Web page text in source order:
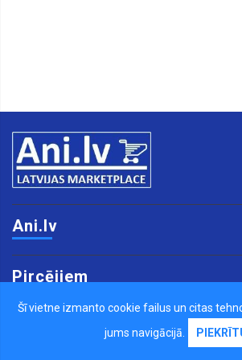
Ani.lv
Pircējiem
Pārdevējiem
Šī vietne izmanto cookie failus un citas
jums navigācijā.